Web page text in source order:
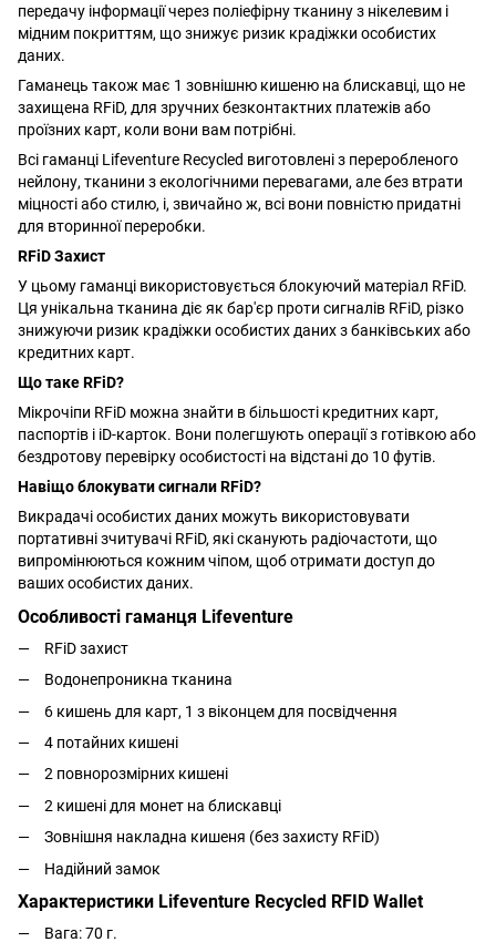
передачу інформації через поліефірну тканину з нікелевим і
мідним покриттям, що знижує ризик крадіжки особистих
даних.
Гаманець також має 1 зовнішню кишеню на блискавці, що не
захищена RFiD, для зручних безконтактних платежів або
проїзних карт, коли вони вам потрібні.
Всі гаманці Lifeventure Recycled виготовлені з переробленого
нейлону, тканини з екологічними перевагами, але без втрати
міцності або стилю, і, звичайно ж, всі вони повністю придатні
для вторинної переробки.
RFiD Захист
У цьому гаманці використовується блокуючий матеріал RFiD.
Ця унікальна тканина діє як бар'єр проти сигналів RFiD, різко
знижуючи ризик крадіжки особистих даних з банківських або
кредитних карт.
Що таке RFiD?
Мікрочіпи RFiD можна знайти в більшості кредитних карт,
паспортів і iD-карток. Вони полегшують операції з готівкою або
бездротову перевірку особистості на відстані до 10 футів.
Навіщо блокувати сигнали RFiD?
Викрадачі особистих даних можуть використовувати
портативні зчитувачі RFiD, які сканують радіочастоти, що
випромінюються кожним чіпом, щоб отримати доступ до
ваших особистих даних.
Особливості гаманця Lifeventure
RFiD захист
Водонепроникна тканина
6 кишень для карт, 1 з віконцем для посвідчення
4 потайних кишені
2 повнорозмірних кишені
2 кишені для монет на блискавці
Зовнішня накладна кишеня (без захисту RFiD)
Надійний замок
Характеристики Lifeventure Recycled RFID Wallet
Вага: 70 г.